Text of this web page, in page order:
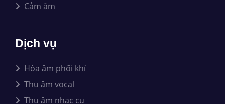
Cảm âm
Dịch vụ
Hòa âm phối khí
Thu âm vocal
Thu âm nhạc cụ